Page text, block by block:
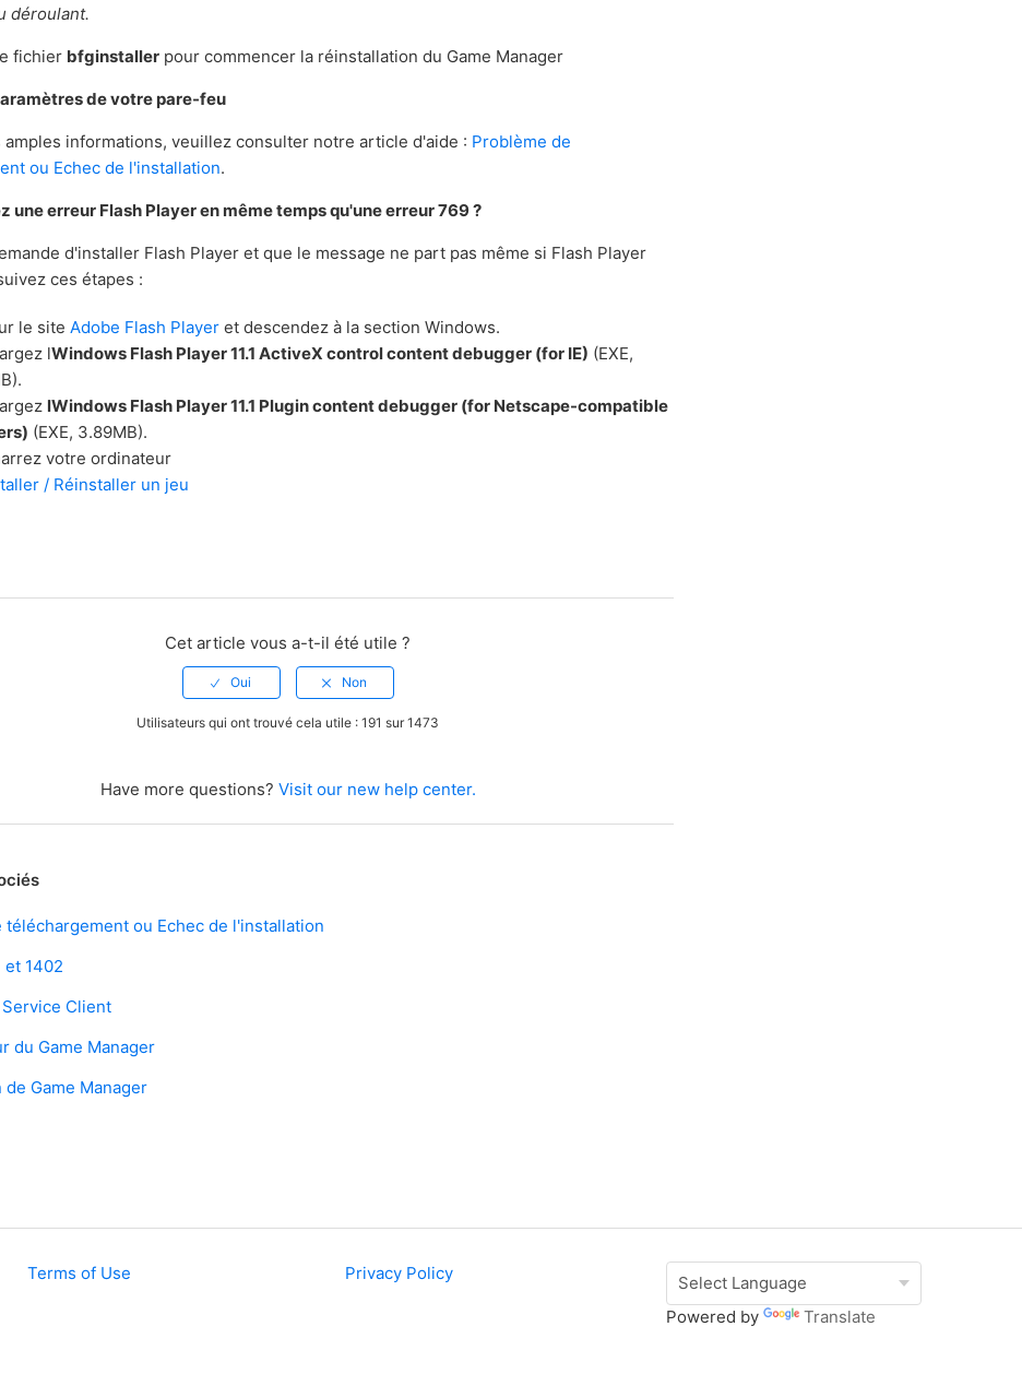
déroulant.
fichier bfginstaller pour commencer la réinstallation du Game Manager
de votre pare-feu
amples informations, veuillez consulter notre article d'aide : Problème de
ou Echec de l'installation.
une erreur Flash Player en même temps qu'une erreur 769 ?
d'installer Flash Player et que le message ne part pas même si Flash Player
ces étapes :
le siteAdobe Flash Player et descendez à la section Windows.
lWindows Flash Player 11.1 ActiveX control content debugger (for IE) (EXE,
lWindows Flash Player 11.1 Plugin content debugger (for Netscape-compatible
(EXE, 3.89MB).
votre ordinateur
/ Réinstaller un jeu
Cet article vous a-t-il été utile ?
Utilisateurs qui ont trouvé cela utile : 191 sur 1473
Have more questions? Visit our new help center.
téléchargement ou Echec de l'installation
et 1402
Client
du Game Manager
Game Manager
Terms of Use Privacy Policy
Powered by Translate